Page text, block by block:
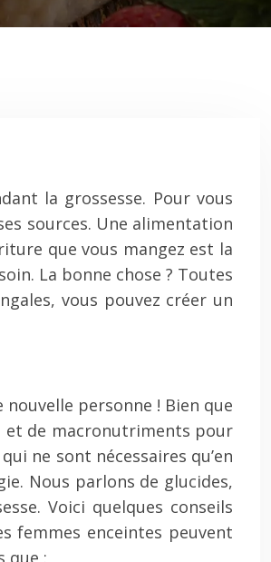
la grossesse. Pour vous
sources. Une alimentation
que vous mangez est la
La bonne chose ? Toutes
vous pouvez créer un
personne ! Bien que
et de macronutriments pour
ne sont nécessaires qu’en
Nous parlons de glucides,
Voici quelques conseils
femmes enceintes peuvent
que :